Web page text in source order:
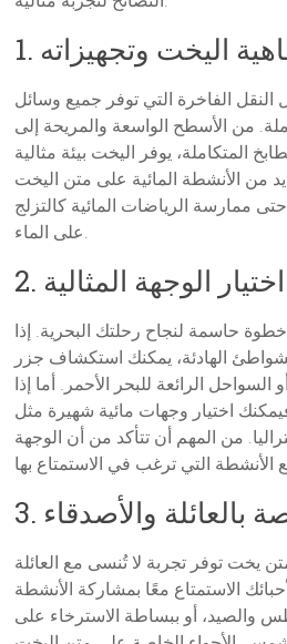
اليخت وتجهيزاته
النقل الفاخرة التي توفر جميع وسائل
من الأسطح الواسعة والمريحة إلى
المتكاملة، يوفر اليخت بيئة مثالية
من الأنشطة المائية على متن اليخت
ممارسة الرياضات المائية كالتزلج
على الماء.
2. اختيار الوجهة المثالية
خطوة حاسمة لنجاح رحلتك البحرية. إذا
الهادئة، يمكنك استكشاف جزر
السواحل الرائعة للبحر الأحمر. أما إذا
اختيار وجهات مائية شهيرة مثل
من المهم أن تتأكد من أن الوجهة
بالعائلة والأصدقاء
يخت توفر تجربة لا تُنسى مع العائلة
الاستمتاع معًا بمشاركة الأنشطة
والصيد، أو ببساطة الاسترخاء على